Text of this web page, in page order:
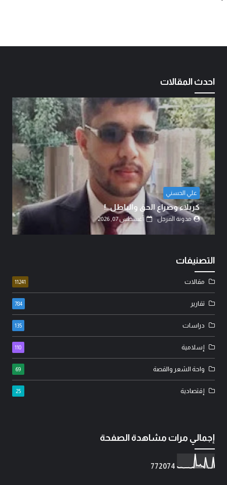
احدث المقالات
الشيخ الدكتور عبد الرضا البهادلي
دماءُ أبنائنا ليست رخيصة..!
مدونة المرجل أغسطس 07, 2026
التصنيفات
مقالات 11241
تقارير 784
دراسات 135
إسلامية 110
واحة الشعر والقصة 69
إقتصادية 25
إجمالي مرات مشاهدة الصفحة
772074